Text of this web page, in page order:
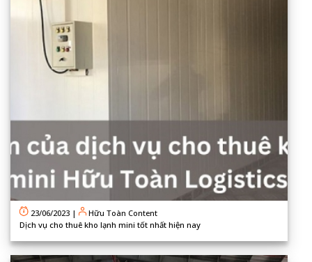
23/06/2023 |
Hữu Toàn Content
Dịch vụ cho thuê kho lạnh mini tốt nhất hiện nay